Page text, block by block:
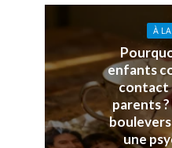
À
enfants
contact
parents
une